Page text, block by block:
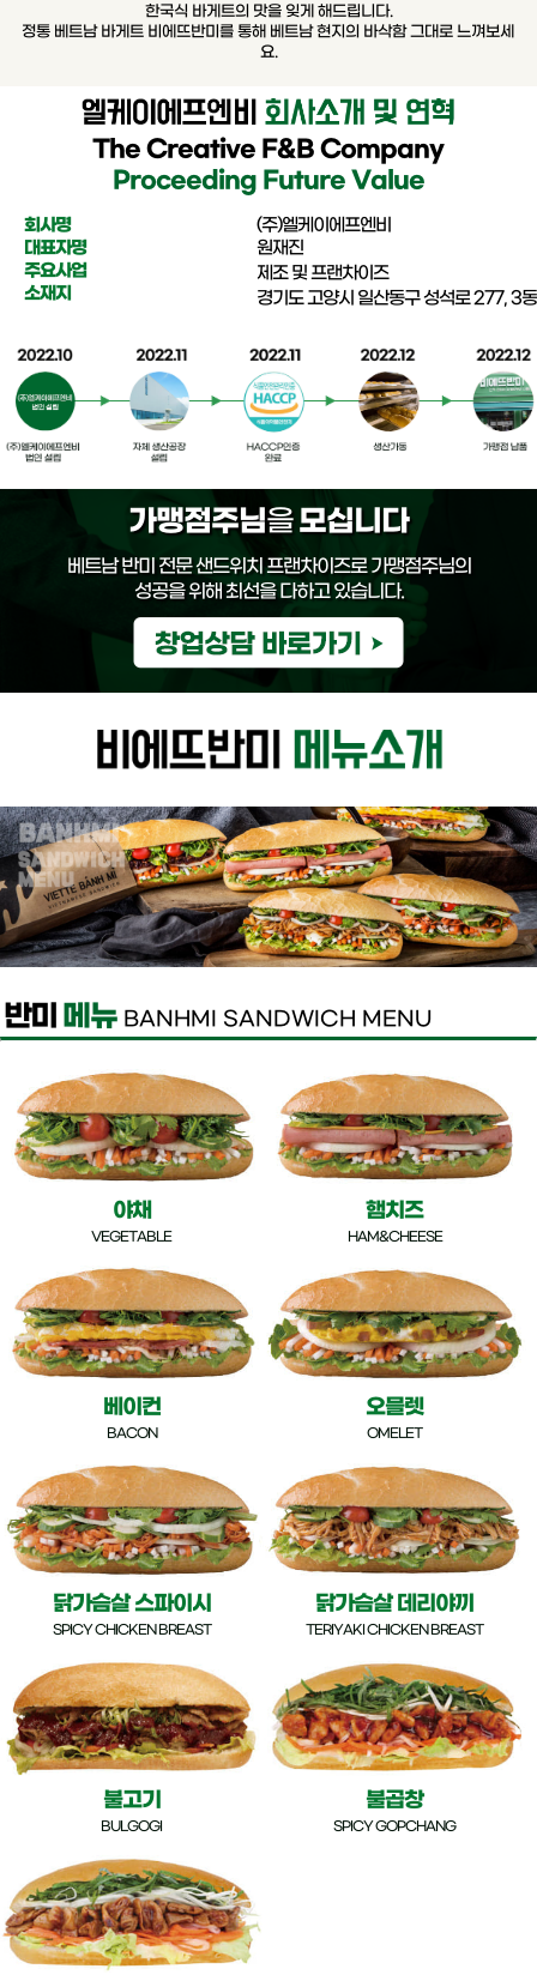
한국식 바게트의 맛을 잊게 해드립니다.
정통 베트남 바게트 비에뜨반미를 통해 베트남 현지의 바삭함 그대로 느껴보세
요.
The Creative F&B Company
Proceeding Future Value
회사명
대표자명
주요사업
소재지
(주)엘케이에프엔비
원재진
제조 및 프랜차이즈
경기도 고양시 일산동구 성석로 277, 3동
가맹점주님을모십니다
베트남 반미 전문 샌드위치 프랜차이즈로 가맹점주님의
성공을 위해 최선을 다하고 있습니다.
반미 메뉴 BANHMI SANDWICH MENU
야채
VEGETABLE
햄치즈
HAM&CHEESE
베이컨
BACON
오믈렛
OMELET
닭가슴살 스파이시
SPICY CHICKEN BREAST
닭가슴살 데리야끼
TERIYAKI CHICKEN BREAST
불고기
BULGOGI
불곱창
SPICY GOPCHANG